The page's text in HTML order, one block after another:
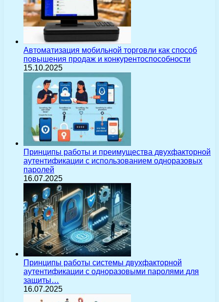
Автоматизация мобильной торговли как способ
повышения продаж и конкурентоспособности
15.10.2025
Принципы работы и преимущества двухфакторной
аутентификации с использованием одноразовых
паролей
16.07.2025
Принципы работы системы двухфакторной
аутентификации с одноразовыми паролями для
защиты…
16.07.2025